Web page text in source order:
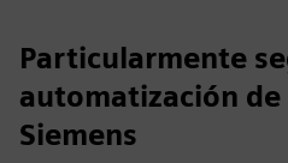
Particularmente
automatización
Siemens